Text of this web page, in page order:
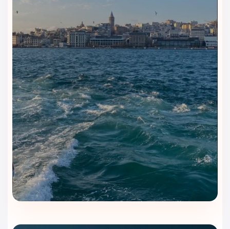
کافه لابی
کافه لابی هتل محیطی آرام و دلنشین دارد که برای نوشیدن قهوه
تازه‌دم، چای، میان‌وعده یا دسرهای سبک انتخابی عالی است. این
فضا برای جلسات کاری کوتاه یا استراحت بعد از یک روز پرجنب‌وجوش
در استانبول بسیار مناسب است.
لانج و بار
لانج هتل با نوشیدنی‌های متنوع و فضای اجتماعی شیک، محیطی
جذاب برای مهمانان فراهم می‌کند. این بخش برای گذراندن شب‌های
آرام یا گفتگوهای دوستانه گزینه‌ای عالی به شمار می‌آید.